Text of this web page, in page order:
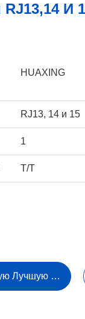
И
HUAXING
RJ13, 14 и 15
1
T/T
Лучшую Цену